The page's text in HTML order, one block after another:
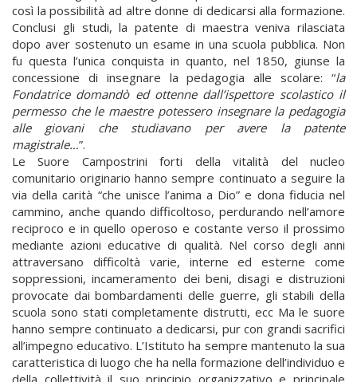
così la possibilità ad altre donne di dedicarsi alla formazione.
Conclusi gli studi, la patente di maestra veniva rilasciata
dopo aver sostenuto un esame in una scuola pubblica. Non
fu questa l’unica conquista in quanto, nel 1850, giunse la
concessione di insegnare la pedagogia alle scolare: “la
Fondatrice domandò ed ottenne dall’ispettore scolastico il
permesso che le maestre potessero insegnare la pedagogia
alle giovani che studiavano per avere la patente
magistrale…”.
Le Suore Campostrini forti della vitalità del nucleo
comunitario originario hanno sempre continuato a seguire la
via della carità “che unisce l’anima a Dio” e dona fiducia nel
cammino, anche quando difficoltoso, perdurando nell’amore
reciproco e in quello operoso e costante verso il prossimo
mediante azioni educative di qualità. Nel corso degli anni
attraversano difficoltà varie, interne ed esterne come
soppressioni, incameramento dei beni, disagi e distruzioni
provocate dai bombardamenti delle guerre, gli stabili della
scuola sono stati completamente distrutti, ecc Ma le suore
hanno sempre continuato a dedicarsi, pur con grandi sacrifici
all’impegno educativo. L’Istituto ha sempre mantenuto la sua
caratteristica di luogo che ha nella formazione dell’individuo e
della collettività il suo principio organizzativo e principale